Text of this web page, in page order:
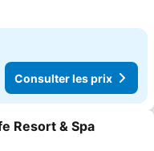
Consulter les prix
à mes favoris
Resort & Spa